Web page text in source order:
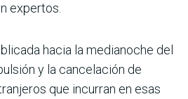
expertos.
hacia la medianoche del
y la cancelación de
que incurran en esas